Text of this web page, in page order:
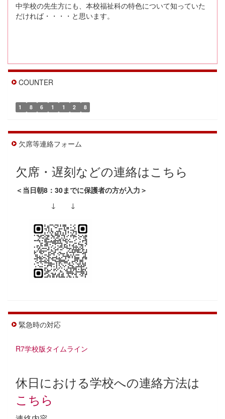
中学校の先生方にも、本校福祉科の特色について知っていた
だければ・・・・と思います。
COUNTER
1 8 6 1 1 2 8
欠席等連絡フォーム
欠席・遅刻などの連絡はこちら
＜当日朝8：30までに保護者の方が入力＞
↓ ↓
緊急時の対応
R7学校版タイムライン
休日における学校への連絡方法は
こちら